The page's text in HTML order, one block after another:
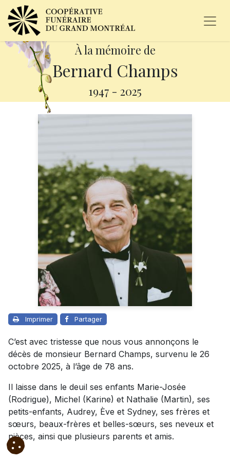
À la mémoire de
Bernard Champs
1947 - 2025
Imprimer Partager
C’est avec tristesse que nous vous annonçons le
décès de monsieur Bernard Champs, survenu le 26
octobre 2025, à l’âge de 78 ans.
Il laisse dans le deuil ses enfants Marie-Josée
(Rodrigue), Michel (Karine) et Nathalie (Martin), ses
petits-enfants, Audrey, Ève et Sydney, ses frères et
sœurs, beaux-frères et belles-sœurs, ses neveux et
nièces, ainsi que plusieurs parents et amis.